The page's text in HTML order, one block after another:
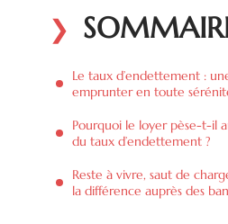
Le taux d’endettement :
emprunter en toute
Pourquoi le loyer pèse-t-il
du taux d’endettement ?
Reste à vivre, saut de
la différence auprès des